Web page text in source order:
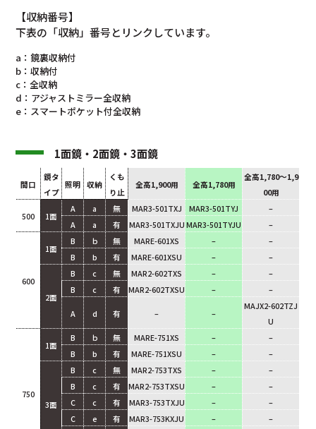
【収納番号】
下表の「収納」番号とリンクしています。
a：鏡裏収納付
b：収納付
c：全収納
d：アジャストミラー全収納
e：スマートポケット付全収納
1面鏡・2面鏡・3面鏡
間口
鏡タ
イプ
照明 収納
くも
り止
全高1,900用 全高1,780用
全高1,780～1,9
00用
500 1面
A a 無 MAR3-501TXJ MAR3-501TYJ
–
A
a 有 MAR3-501TXJU MAR3-501TYJU –
600
1面
B ｂ 無 MARE-601XS –
–
B
b 有 MARE-601XSU – –
2面
B c 無 MAR2-602TXS –
–
B
c 有 MAR2-602TXSU – –
A d 有 – –
MAJX2-602TZJ
U
750
1面
B ｂ 無 MARE-751XS –
–
B
b 有 MARE-751XSU – –
3面
B c 無 MAR2-753TXS –
–
B
c 有 MAR2-753TXSU –
–
C
c 有 MAR3-753TXJU –
–
C
e 有 MAR3-753KXJU – –